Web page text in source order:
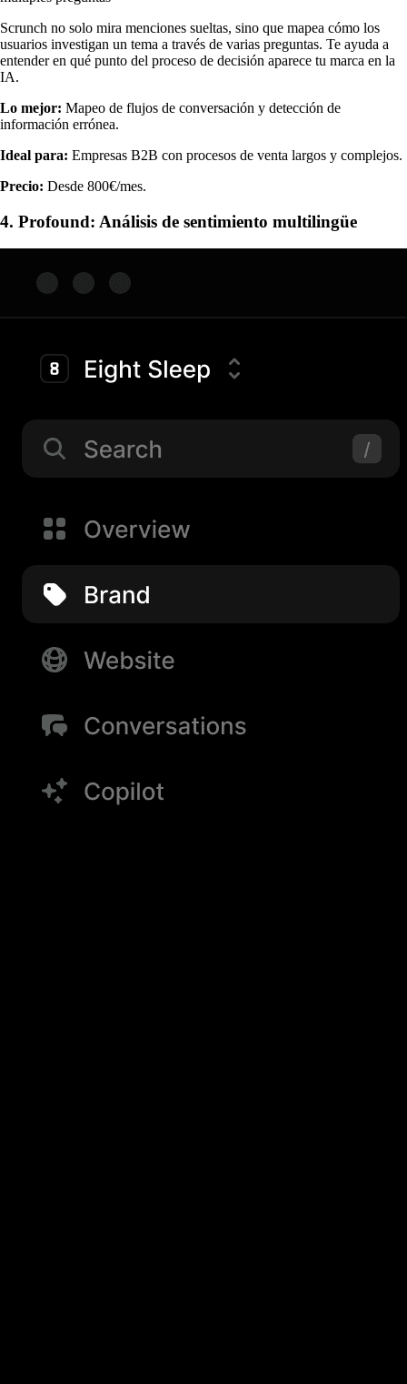
Scrunch no solo mira menciones sueltas, sino que mapea cómo los
usuarios investigan un tema a través de varias preguntas. Te ayuda a
entender en qué punto del proceso de decisión aparece tu marca en la
IA.
Lo mejor: Mapeo de flujos de conversación y detección de
información errónea.
Ideal para: Empresas B2B con procesos de venta largos y complejos.
Precio: Desde 800€/mes.
4. Profound: Análisis de sentimiento multilingüe